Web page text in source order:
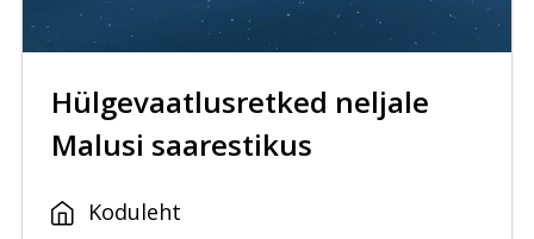
Hülgevaatlusretked neljale
Malusi saarestikus
Koduleht